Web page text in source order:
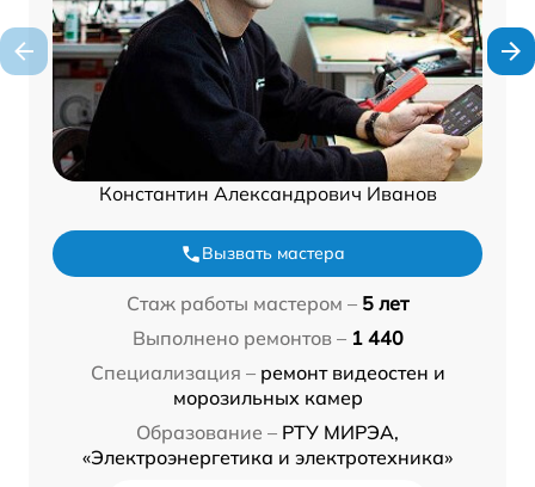
Константин Александрович Иванов
Вызвать мастера
Стаж работы мастером – 5 лет
Выполнено ремонтов – 1 440
Специализация – ремонт видеостен и
морозильных камер
Образование – РТУ МИРЭА,
«Электроэнергетика и электротехника»